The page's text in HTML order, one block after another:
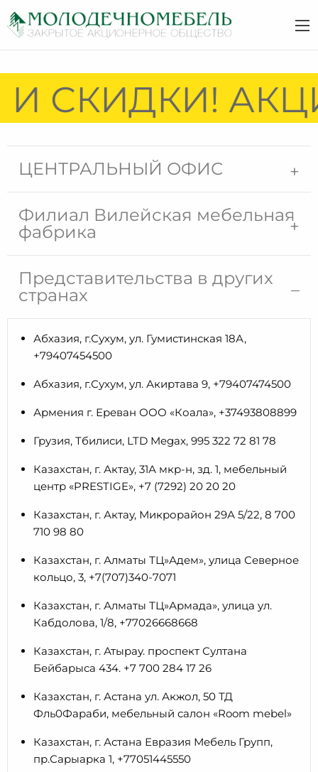
СКИДКИ!
ЦЕНТРАЛЬНЫЙ ОФИС
Филиал Вилейская мебельная
фабрика
Представительства в других
странах
Абхазия, г.Сухум, ул. Гумистинская 18А,
+79407454500
Абхазия, г.Сухум, ул. Акиртава 9, +79407474500
Армения г. Ереван ООО «Коала», +37493808899
Грузия, Тбилиси, LTD Megax, 995 322 72 81 78
Казахстан, г. Актау, 31А мкр-н, зд. 1, мебельный
центр «PRESTIGE», +7 (7292) 20 20 20
Казахстан, г. Актау, Микрорайон 29А 5/22, 8 700
710 98 80
Казахстан, г. Алматы ТЦ»Адем», улица Северное
кольцо, 3, +7(707)340-7071
Казахстан, г. Алматы ТЦ»Армада», улица ул.
Кабдолова, 1/8, +77026668668
Казахстан, г. Атырау. проспект Султана
Бейбарыса 434. +7 700 284 17 26
Казахстан, г. Астана ул. Акжол, 50 ТД
Фль0Фараби, мебельный салон «Room mebel»
Казахстан, г. Астана Евразия Мебель Групп,
пр.Сарыарка 1, +77051445550